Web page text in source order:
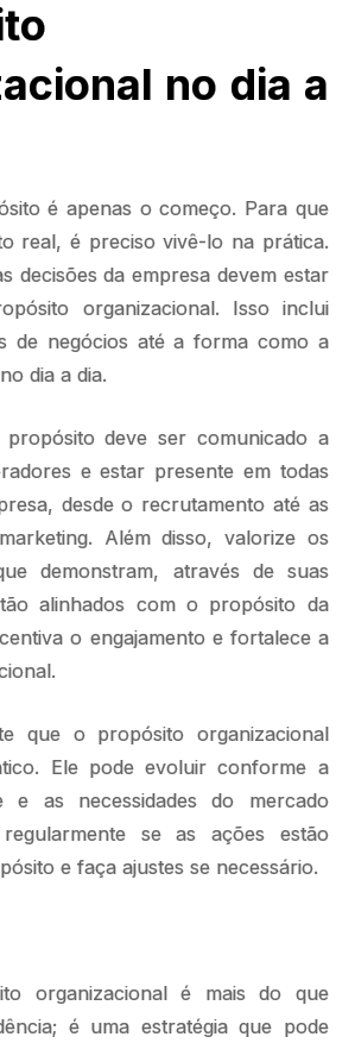
no dia a
é apenas o começo. Para que
real, é preciso vivê-lo na prática.
decisões da empresa devem estar
organizacional. Isso inclui
de negócios até a forma como a
dia a dia.
deve ser comunicado a
e estar presente em todas
desde o recrutamento até as
Além disso, valorize os
demonstram, através de suas
alinhados com o propósito da
o engajamento e fortalece a
que o propósito organizacional
Ele pode evoluir conforme a
e as necessidades do mercado
se as ações estão
e faça ajustes se necessário.
organizacional é mais do que
é uma estratégia que pode